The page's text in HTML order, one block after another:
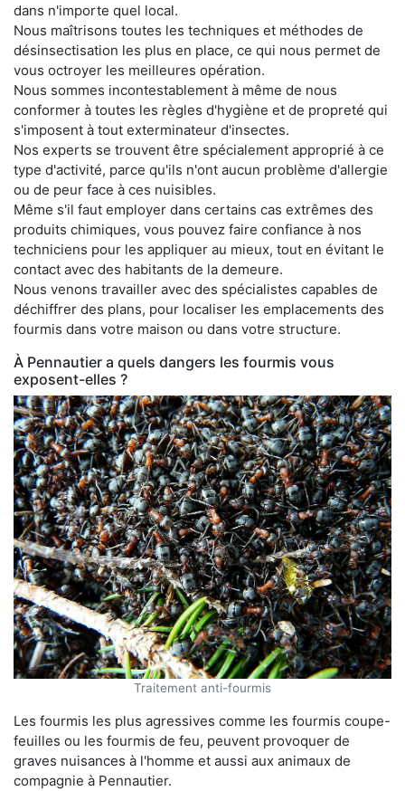
dans n'importe quel local.
Nous maîtrisons toutes les techniques et méthodes de
désinsectisation les plus en place, ce qui nous permet de
vous octroyer les meilleures opération.
Nous sommes incontestablement à même de nous
conformer à toutes les règles d'hygiène et de propreté qui
s'imposent à tout exterminateur d'insectes.
Nos experts se trouvent être spécialement approprié à ce
type d'activité, parce qu'ils n'ont aucun problème d'allergie
ou de peur face à ces nuisibles.
Même s'il faut employer dans certains cas extrêmes des
produits chimiques, vous pouvez faire confiance à nos
techniciens pour les appliquer au mieux, tout en évitant le
contact avec des habitants de la demeure.
Nous venons travailler avec des spécialistes capables de
déchiffrer des plans, pour localiser les emplacements des
fourmis dans votre maison ou dans votre structure.
À Pennautier a quels dangers les fourmis vous
exposent-elles ?
Traitement anti-fourmis
Les fourmis les plus agressives comme les fourmis coupe-
feuilles ou les fourmis de feu, peuvent provoquer de
graves nuisances à l'homme et aussi aux animaux de
compagnie à Pennautier.